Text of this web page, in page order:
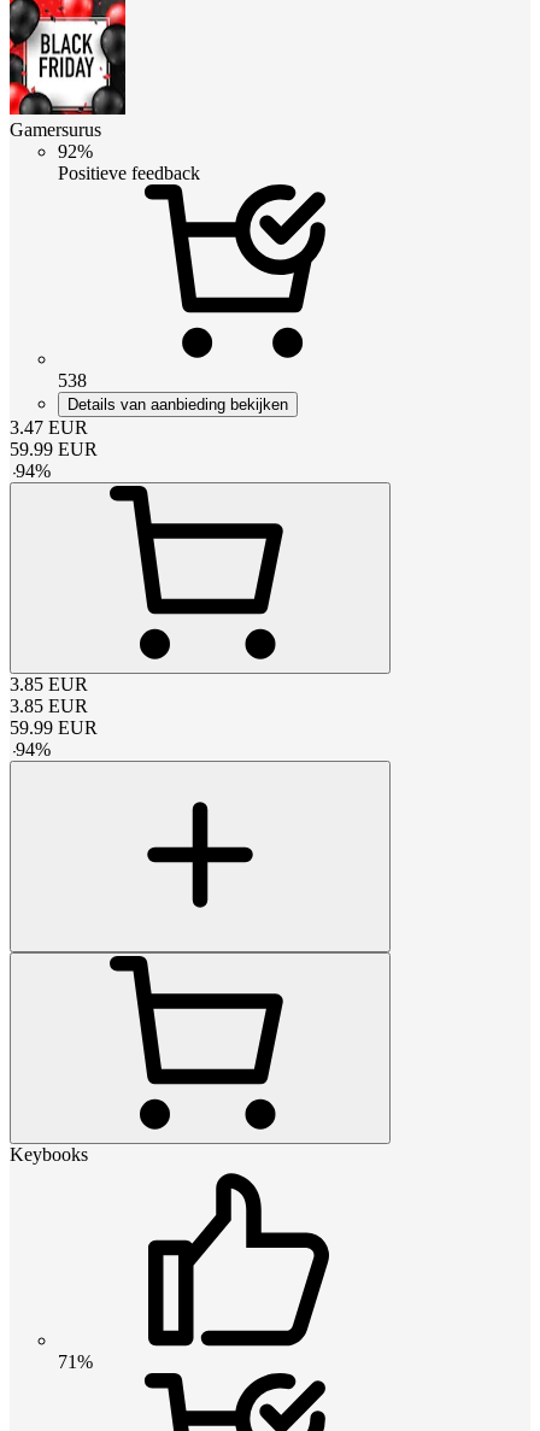
Gamersurus
92%
Positieve feedback
538
Details van aanbieding bekijken
3.47 EUR
59.99 EUR
-94%
3.85 EUR
3.85 EUR
59.99 EUR
-94%
Keybooks
71%